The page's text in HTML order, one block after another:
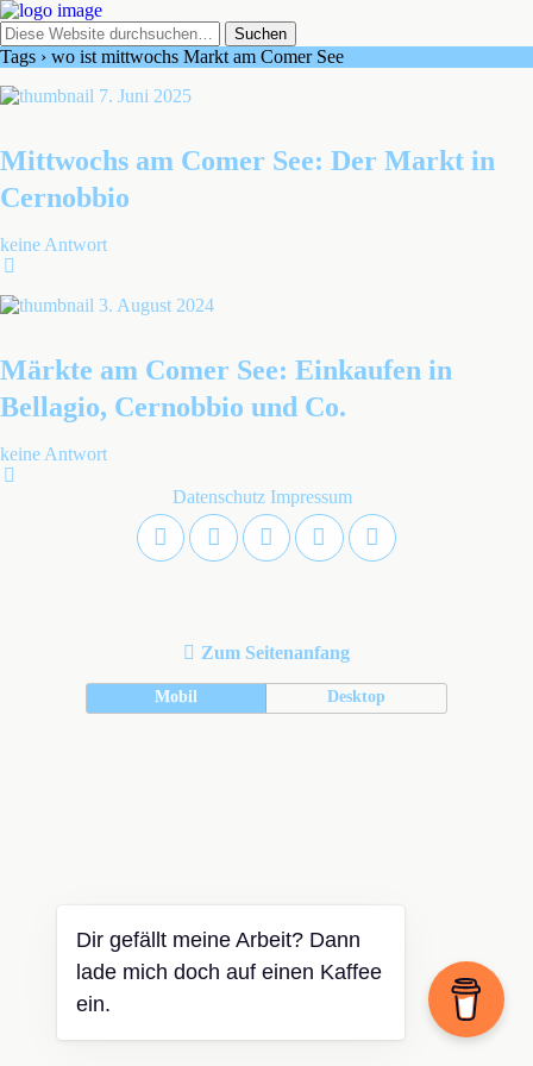
Tags › wo ist mittwochs Markt am Comer See
7. Juni 2025
Mittwochs am Comer See: Der Markt in
Cernobbio
keine Antwort
3. August 2024
Märkte am Comer See: Einkaufen in
Bellagio, Cernobbio und Co.
keine Antwort
Datenschutz Impressum
Zum Seitenanfang
Mobil Desktop
Dir gefällt meine Arbeit? Dann
lade mich doch auf einen Kaffee
ein.